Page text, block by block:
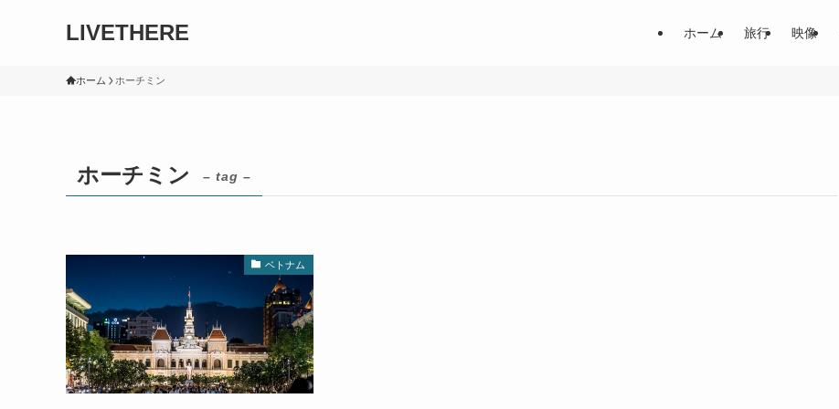
LIVETHERE ホーム 旅行 映像
ホーム ホーチミン
ホーチミン – tag –
ベトナム